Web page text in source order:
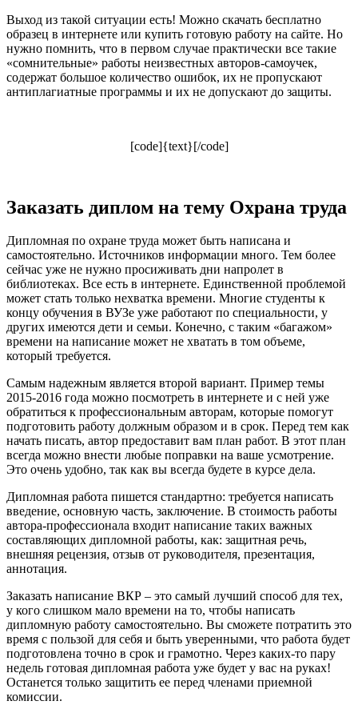
Выход из такой ситуации есть! Можно скачать бесплатно
образец в интернете или купить готовую работу на сайте. Но
нужно помнить, что в первом случае практически все такие
«сомнительные» работы неизвестных авторов-самоучек,
содержат большое количество ошибок, их не пропускают
антиплагиатные программы и их не допускают до защиты.
[code]{text}[/code]
Заказать диплом на тему Охрана труда
Дипломная по охране труда может быть написана и
самостоятельно. Источников информации много. Тем более
сейчас уже не нужно просиживать дни напролет в
библиотеках. Все есть в интернете. Единственной проблемой
может стать только нехватка времени. Многие студенты к
концу обучения в ВУЗе уже работают по специальности, у
других имеются дети и семьи. Конечно, с таким «багажом»
времени на написание может не хватать в том объеме,
который требуется.
Самым надежным является второй вариант. Пример темы
2015-2016 года можно посмотреть в интернете и с ней уже
обратиться к профессиональным авторам, которые помогут
подготовить работу должным образом и в срок. Перед тем как
начать писать, автор предоставит вам план работ. В этот план
всегда можно внести любые поправки на ваше усмотрение.
Это очень удобно, так как вы всегда будете в курсе дела.
Дипломная работа пишется стандартно: требуется написать
введение, основную часть, заключение. В стоимость работы
автора-профессионала входит написание таких важных
составляющих дипломной работы, как: защитная речь,
внешняя рецензия, отзыв от руководителя, презентация,
аннотация.
Заказать написание ВКР – это самый лучший способ для тех,
у кого слишком мало времени на то, чтобы написать
дипломную работу самостоятельно. Вы сможете потратить это
время с пользой для себя и быть уверенными, что работа будет
подготовлена точно в срок и грамотно. Через каких-то пару
недель готовая дипломная работа уже будет у вас на руках!
Останется только защитить ее перед членами приемной
комиссии.